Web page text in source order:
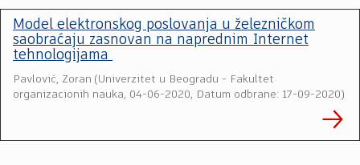
Model elektronskog poslovanja u železničkom
saobraćaju zasnovan na naprednim Internet
tehnologijama
Pavlović, Zoran (Univerzitet u Beogradu - Fakultet
organizacionih nauka, 04-06-2020, Datum odbrane: 17-09-2020)